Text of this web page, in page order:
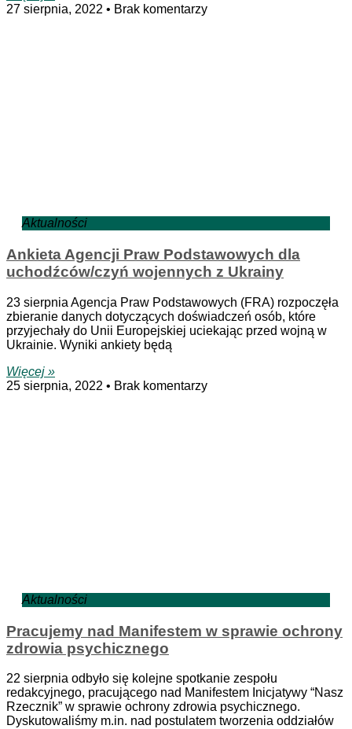
27 sierpnia, 2022
Brak komentarzy
Aktualności
Ankieta Agencji Praw Podstawowych dla
uchodźców/czyń wojennych z Ukrainy
23 sierpnia Agencja Praw Podstawowych (FRA) rozpoczęła
zbieranie danych dotyczących doświadczeń osób, które
przyjechały do Unii Europejskiej uciekając przed wojną w
Ukrainie. Wyniki ankiety będą
Więcej »
25 sierpnia, 2022
Brak komentarzy
Aktualności
Pracujemy nad Manifestem w sprawie ochrony
zdrowia psychicznego
22 sierpnia odbyło się kolejne spotkanie zespołu
redakcyjnego, pracującego nad Manifestem Inicjatywy “Nasz
Rzecznik” w sprawie ochrony zdrowia psychicznego.
Dyskutowaliśmy m.in. nad postulatem tworzenia oddziałów